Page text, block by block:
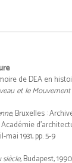
de DEA en
et le
, Bruxelles :
Académie
mai 1931, pp. 5-9
, Budapest, 1990